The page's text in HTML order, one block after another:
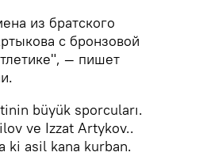
из братского
с бронзовой
— пишет
büyük sporcuları.
ve Izzat Artykov..
ki asil kana kurban.